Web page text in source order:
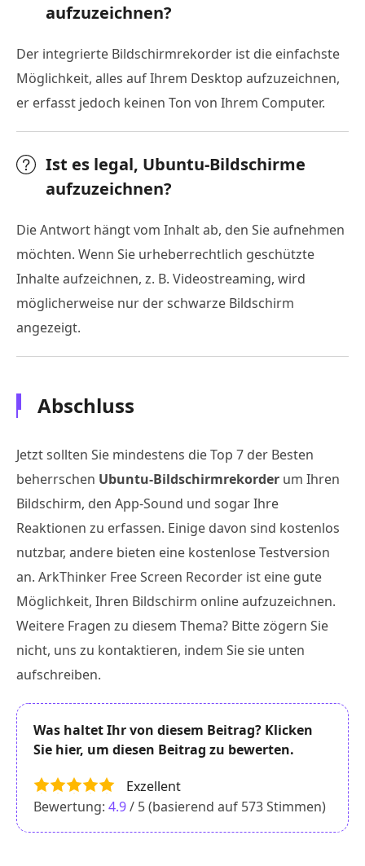
aufzuzeichnen?
Der integrierte Bildschirmrekorder ist die einfachste
Möglichkeit, alles auf Ihrem Desktop aufzuzeichnen,
er erfasst jedoch keinen Ton von Ihrem Computer.
Ist es legal, Ubuntu-Bildschirme
aufzuzeichnen?
Die Antwort hängt vom Inhalt ab, den Sie aufnehmen
möchten. Wenn Sie urheberrechtlich geschützte
Inhalte aufzeichnen, z. B. Videostreaming, wird
möglicherweise nur der schwarze Bildschirm
angezeigt.
Abschluss
Jetzt sollten Sie mindestens die Top 7 der Besten
beherrschen Ubuntu-Bildschirmrekorder um Ihren
Bildschirm, den App-Sound und sogar Ihre
Reaktionen zu erfassen. Einige davon sind kostenlos
nutzbar, andere bieten eine kostenlose Testversion
an. ArkThinker Free Screen Recorder ist eine gute
Möglichkeit, Ihren Bildschirm online aufzuzeichnen.
Weitere Fragen zu diesem Thema? Bitte zögern Sie
nicht, uns zu kontaktieren, indem Sie sie unten
aufschreiben.
Was haltet Ihr von diesem Beitrag? Klicken
Sie hier, um diesen Beitrag zu bewerten.
Exzellent
Bewertung: 4.9/ 5 (basierend auf 573Stimmen)